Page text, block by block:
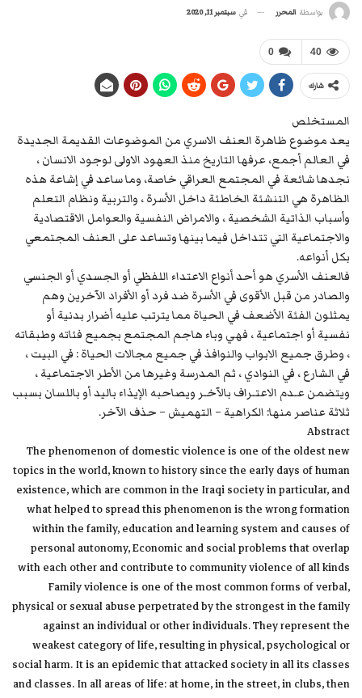
بواسطة المحرر في سبتمبر 11, 2020
0 40
شارك
المستخلص
يعد موضوع ظاهرة العنف الاسري من الموضوعات القديمة الجديدة
في العالم أجمع، عرفها التاريخ منذ العهود الاولى لوجود الانسان ،
نجدها شائعة في المجتمع العراقي خاصة، وما ساعد في إشاعة هذه
الظاهرة هي التنشئة الخاطئة داخل الأسرة ، والتربية ونظام التعلم
وأسباب الذاتية الشخصية ، والامراض النفسية والعوامل الاقتصادية
والاجتماعية التي تتداخل فيما بينها وتساعد على العنف المجتمعي
بكل أنواعه.
فالعنف الأسري هو أحد أنواع الاعتداء اللفظي أو الجسدي أو الجنسي
والصادر من قبل الأقوى في الأسرة ضد فرد أو الأفراد الآخرين وهم
يمثلون الفئة الأضعف في الحياة مما يترتب عليه أضرار بدنية أو
نفسية أو اجتماعية ، فهي وباء هاجم المجتمع بجميع فئاته وطبقاته
، وطرق جميع الابواب والنوافذ في جميع مجالات الحياة : في البيت ،
في الشارع ، في النوادي ، ثم المدرسة وغيرها من الأطر الاجتماعية ،
ويتضمن عـدم الاعتـراف بالآخـر ويصاحبه الإيذاء باليد أو باللسان بسبب
ثلاثة عناصر منها: الكراهية – التهميش – حذف الآخر.
Abstract
The phenomenon of domestic violence is one of the oldest new
topics in the world, known to history since the early days of human
existence, which are common in the Iraqi society in particular, and
what helped to spread this phenomenon is the wrong formation
within the family, education and learning system and causes of
personal autonomy, Economic and social problems that overlap
with each other and contribute to community violence of all kinds
Family violence is one of the most common forms of verbal,
physical or sexual abuse perpetrated by the strongest in the family
against an individual or other individuals. They represent the
weakest category of life, resulting in physical, psychological or
social harm. It is an epidemic that attacked society in all its classes
and classes. In all areas of life: at home, in the street, in clubs, then